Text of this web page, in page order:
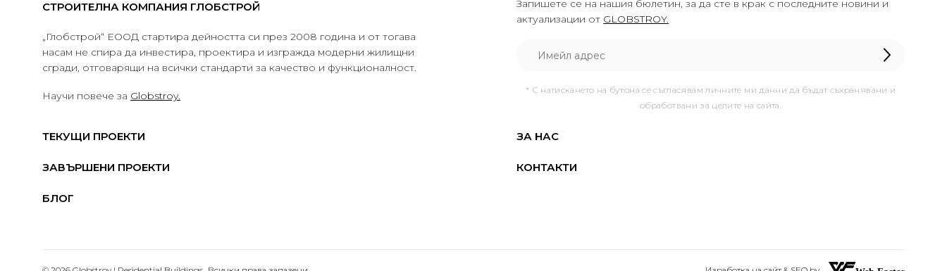
СТРОИТЕЛНА КОМПАНИЯ ГЛОБСТРОЙ
„Глобстрой“ ЕООД стартира дейността си през 2008 година и от тогава
насам не спира да инвестира, проектира и изгражда модерни жилищни
сгради, отговарящи на всички стандарти за качество и функционалност.
Научи повече за Globstroy.
ТЕКУЩИ ПРОЕКТИ
ЗАВЪРШЕНИ ПРОЕКТИ
БЛОГ
ЗА НАС
КОНТАКТИ
Запишете се на нашия бюлетин, за да сте в крак с последните новини и
актуализации от GLOBSTROY.
* С натискането на бутона се съгласявам личните ми данни да бъдат съхранявани и
обработвани за целите на сайта.